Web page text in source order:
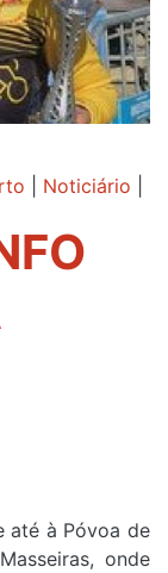
Noticiário
até à Póvoa de
onde